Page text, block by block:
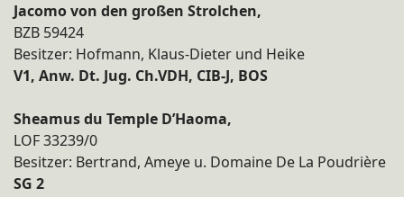
Jacomo von den großen Strolchen,
BZB 59424
Besitzer: Hofmann, Klaus-Dieter und Heike
V1, Anw. Dt. Jug. Ch.VDH, CIB-J, BOS
Sheamus du Temple D’Haoma,
LOF 33239/0
Besitzer: Bertrand, Ameye u. Domaine De La Poudrière
SG 2